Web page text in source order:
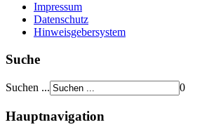
Impressum
Datenschutz
Hinweisgebersystem
Suche
Suchen ... 0
Hauptnavigation